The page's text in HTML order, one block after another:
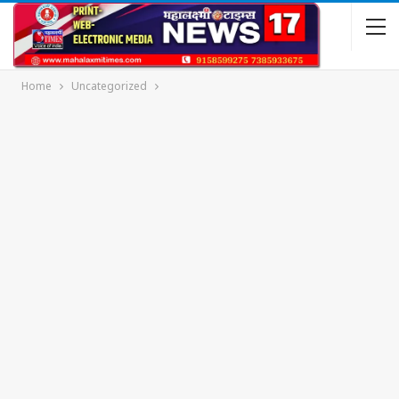
Home Uncategorized